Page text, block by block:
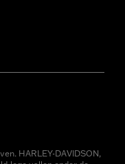
HARLEY-DAVIDSON,